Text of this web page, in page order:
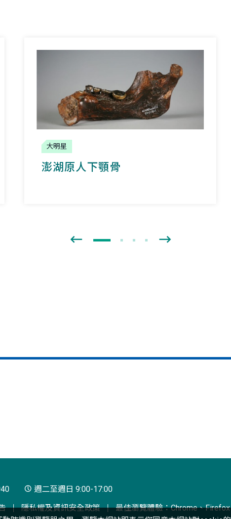
大明星
澎湖原人下顎骨
週二至週日 9:00-17:00
隱私權及資訊安全政策
最佳瀏覽體驗：Chrome、